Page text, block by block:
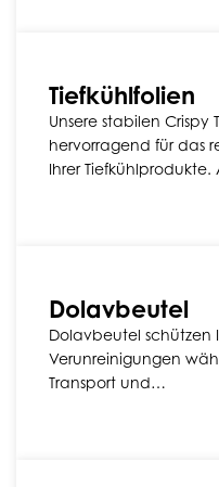
Tiefkühlfolien
Unsere stabilen Crispy
hervorragend für das
Ihrer
Dolavbeutel
Dolavbeutel schützen
Verunreinigungen
Transport und…